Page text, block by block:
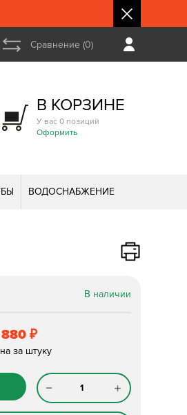
Сравнение (0)
В КОРЗИНЕ
У вас 0 позиций
Оформить
ВОДОСНАБЖЕНИЕ
В наличии
880₽
за штуку